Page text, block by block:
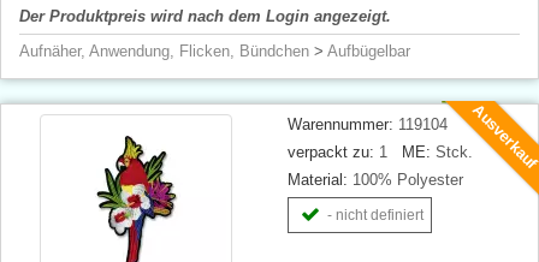
Der Produktpreis wird nach dem Login angezeigt.
Aufnäher, Anwendung, Flicken, Bündchen > Aufbügelbar
Warennummer: 119104
verpackt zu: 1 ME: Stck.
Material: 100% Polyester
- nicht definiert